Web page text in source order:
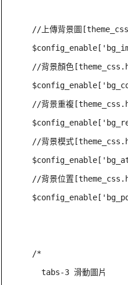
//上傳背景圖
//背景顏色
//背景重複
//背景模式
//背景位置
/*
  tabs-3 滑動圖片